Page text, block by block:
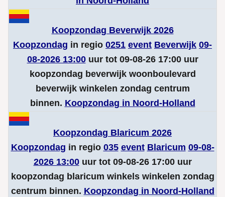
Koopzondag Beverwijk 2026
Koopzondag in regio 0251 event Beverwijk 09-
08-2026 13:00uur tot 09-08-26 17:00 uur
koopzondag beverwijk woonboulevard
beverwijk winkelen zondag centrum
binnen. Koopzondag in Noord-Holland
Koopzondag Blaricum 2026
Koopzondag in regio 035 event Blaricum 09-08-
2026 13:00uur tot 09-08-26 17:00 uur
koopzondag blaricum winkels winkelen zondag
centrum binnen. Koopzondag in Noord-Holland